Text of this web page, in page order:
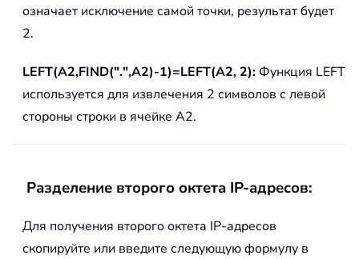
означает исключение самой точки, результат будет
2.
LEFT(A2,FIND(".",A2)-1)=LEFT(A2, 2): Функция LEFT
используется для извлечения 2 символов с левой
стороны строки в ячейке A2.
Разделение второго октета IP-адресов:
Для получения второго октета IP-адресов
скопируйте или введите следующую формулу в